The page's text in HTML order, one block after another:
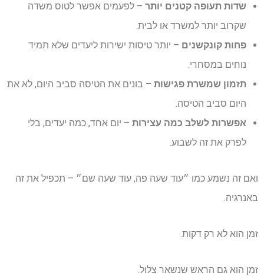
שדות תעופה קטנים יותר – לפעמים אפשר לטוס משדה
שקרוב יותר למשרד או לבית.
פחות קונקשנים – יותר טיסות ישירות ליעדים שלא תמיד
נוחים במסחרי.
תזמון שמשרת פגישות – בונים את הטיסה סביב היום, לא את
היום סביב הטיסה.
אפשרות לשלב כמה עצירות – יום אחד, כמה יעדים, בלי
לפרק את זה לשבוע.
ואם זה נשמע כמו ״עוד שעה פה, עוד שעה שם״ – תכפיל את זה
באנרגיה.
זמן הוא לא רק דקות.
זמן הוא גם הראש שנשאר צלול.